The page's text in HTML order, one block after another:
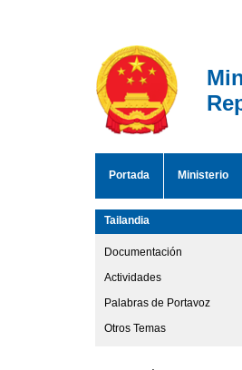
Portada Ministerio
Tailandia
Documentación
Actividades
Palabras de Portavoz
Otros Temas